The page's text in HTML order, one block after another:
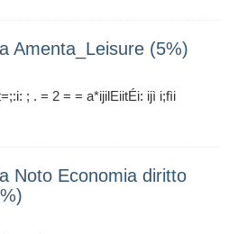
Amenta_Leisure (5%)
; . = 2 = = a*ijilEiitÉi: ijì i;fìi
Noto Economia diritto